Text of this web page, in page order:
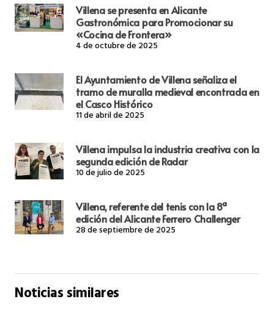
Villena se presenta en Alicante
Gastronómica para Promocionar su
«Cocina de Frontera»
4 de octubre de 2025
El Ayuntamiento de Villena señaliza el
tramo de muralla medieval encontrada en
el Casco Histórico
11 de abril de 2025
Villena impulsa la industria creativa con la
segunda edición de Radar
10 de julio de 2025
Villena, referente del tenis con la 8ª
edición del Alicante Ferrero Challenger
28 de septiembre de 2025
Noticias similares